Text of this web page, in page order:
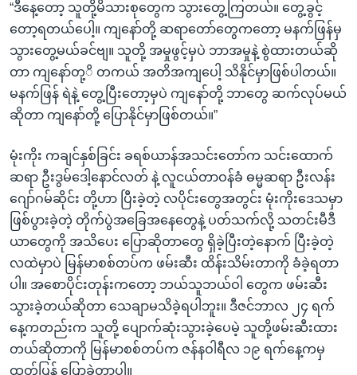
“ဒီနေ့တော့ သူတို့မိသားစုတွေက သွားတွေ့ကြတယ်။ တွေ့ခွင့်
တော့ရတယ်ပေါ့။ ကျနော်တို့ ဆရာတော်တွေကတော့ မနက်ဖြန်မှ
သွားတွေ့မယ်ခင်ဗျ။ သူတို့ အမှုဖွင့်မှပဲ ဘာအမှုနဲ့ စွဲထားတယ်ဆို
တာ ကျနော်တု့ိ တကယ် အတိအကျပေါ့ သိနိုင်မှာဖြစ်ပါတယ်။
မနက်ဖြန် ရဲနဲ့ တွေ့ပြီးတော့မှပဲ ကျနော်တို့ ဘာတွေ ဆက်လုပ်မယ်
ဆိုတာ ကျနော်တို့ ပြောနိုင်မှာဖြစ်တယ်။”
မုံးကိုး ကချင်နှစ်ခြင်း ခရစ်ယာန်အသင်းတော်က သင်းထောက်
ဆရာ ဦးဒွမ်ဒေါ့နောင်လတ် နဲ့ လူငယ်တာဝန်ခံ ဓမ္မဆရာ ဦးလန်း
ဂျော်ဂမ်ဆိုင်း တို့ဟာ ပြီးခဲ့တဲ့ လပိုင်းတွေအတွင်း မုံးကိုးဒေသမှာ
ဖြစ်ပွားခဲ့တဲ့ တိုက်ပွဲအခြေအနေတွေနဲ့ ပတ်သက်လို့ သတင်းမီဒီ
ယာတွေကို အသိပေး ပြောဆိုတာတွေ ရှိခဲ့ပြီးတဲ့နောက် ပြီးခဲ့တဲ့
လထဲမှာပဲ မြန်မာစစ်တပ်က ဖမ်းဆီး ထိန်းသိမ်းတာကို ခံခဲ့ရတာ
ပါ။ အစောပိုင်းတုန်းကတော့ ဘယ်သူဘယ်ဝါ တွေက ဖမ်းဆီး
သွားခဲ့တယ်ဆိုတာ သေချာမသိခဲ့ရပါဘူး။ ဒီဇင်ဘာလ ၂၄ ရက်
နေ့ကတည်းက သူတို့ ပျောက်ဆုံးသွားခဲ့ပေမဲ့ သူတို့ဖမ်းဆီးထား
တယ်ဆိုတာကို မြန်မာစစ်တပ်က ဇန်နဝါရီလ ၁၉ ရက်နေ့ကမှ
ထုတ်ပြန် ပြောခဲ့တာပါ။